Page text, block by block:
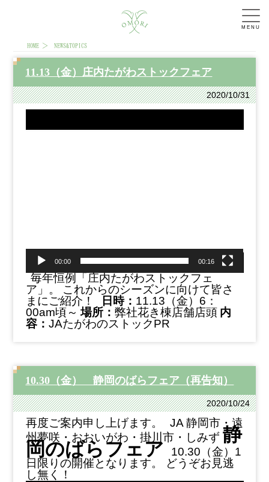
MENU
HOME NEWS&TOPICS
11.13（金）庄内たがわストックフェア
2020/10/31
00:00 00:16
毎年恒例「庄内たがわストックフェ
ア」。
これからのシーズンに向けて皆さ
まにご紹介！
日時： 11.13（金）6：
00am頃～ 場所： 弊社花き棟店舗店頭 内
容： JAたがわのストックPR
10.30（金） 静岡のばらフェア（再告知）
2020/10/24
再度ご案内申し上げます。
JA 静岡市・遠
州夢咲・おおいがわ・掛川市・しみず 静
岡のばらフェア
10.30（金）1
日限りの開催となります。
どうぞお見逃
し無く！